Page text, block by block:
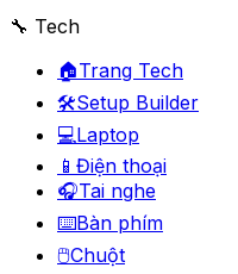
🔧 Tech
🏠Trang Tech
🛠️Setup Builder
💻Laptop
📱 Điện thoại
🎧Tai nghe
⌨️Bàn phím
🖱️Chuột